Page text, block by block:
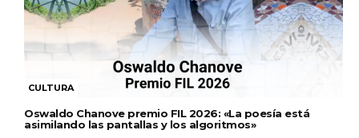
CULTURA
Oswaldo Chanove premio FIL 2026: «La poesía está
asimilando las pantallas y los algoritmos»